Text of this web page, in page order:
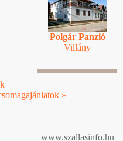
Polgár Panzió
Villány
»
www.szallasinfo.hu